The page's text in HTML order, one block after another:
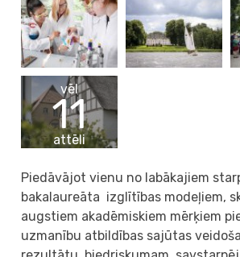
vēl
11
attēli
Piedāvājot vienu no labākajiem
bakalaureāta izglītības modeļiem,
augstiem akadēmiskiem mērķiem
uzmanību atbildības sajūtas